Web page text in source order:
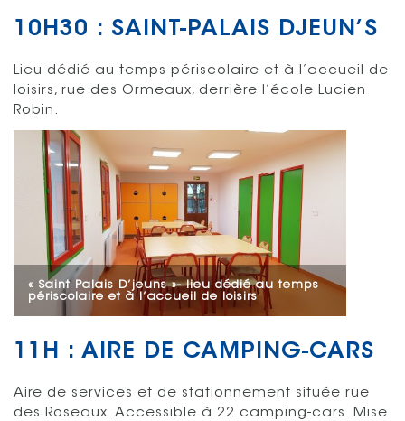
10H30 : SAINT-PALAIS DJEUN’S
Lieu dédié au temps périscolaire et à l’accueil de
loisirs, rue des Ormeaux, derrière l’école Lucien
Robin.
« Saint Palais D’jeuns »- lieu dédié au temps
périscolaire et à l’accueil de loisirs
11H : AIRE DE CAMPING-CARS
Aire de services et de stationnement située rue
des Roseaux. Accessible à 22 camping-cars. Mise